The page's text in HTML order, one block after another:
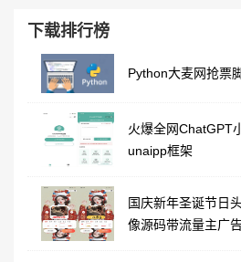
下载排行榜
Python大麦网抢票
火爆全网ChatGPT
unaipp框架
国庆新年圣诞节日
像源码带流量主广